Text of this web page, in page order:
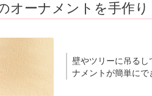
オーナメントを手作り
壁やツリーに吊る
ナメントが簡単にで